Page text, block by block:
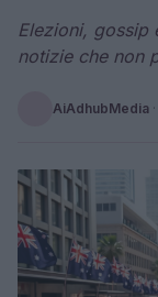
Elezioni, gossip
notizie che non
AiAdhubMedia ·